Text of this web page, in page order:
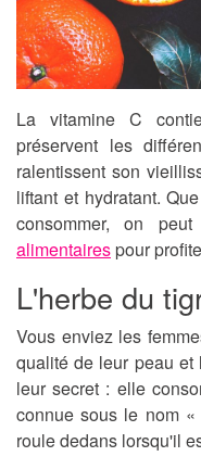
La vitamine C
préservent les
ralentissent son
liftant et hydratant.
consommer, on
alimentairespour
L'herbe du
Vous enviez les
qualité de leur peau
leur secret : elle
connue sous le nom
roule dedans lorsqu'il